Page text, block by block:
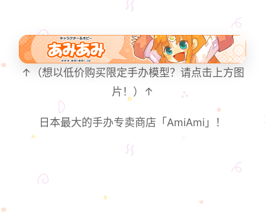
↑（想以低价购买限定手办模型？请点击上方图
片！）↑
日本最大的手办专卖商店「AmiAmi」！